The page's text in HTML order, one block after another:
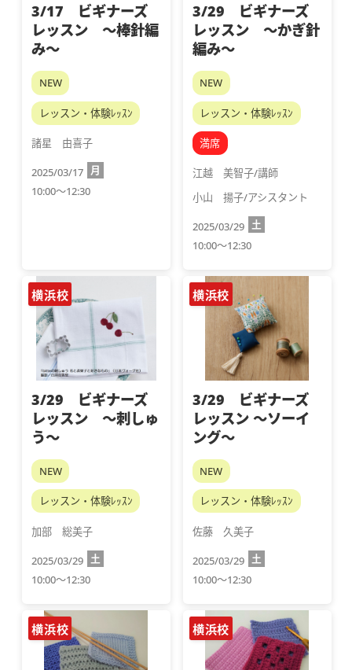
3/17 ビギナーズ
レッスン ～棒針編
み～
NEW
レッスン・体験ﾚｯｽﾝ
諸星　由喜子
2025/03/17 月
10:00～12:30
3/29 ビギナーズ
レッスン ～かぎ針
編み～
NEW
レッスン・体験ﾚｯｽﾝ
満席
江越　美智子/講師
小山　揚子/アシスタント
2025/03/29 土
10:00～12:30
横浜校
3/29 ビギナーズ
レッスン ～刺しゅ
う～
NEW
レッスン・体験ﾚｯｽﾝ
加部　総美子
2025/03/29 土
10:00～12:30
横浜校
3/29 ビギナーズ
レッスン ～ソーイ
ング～
NEW
レッスン・体験ﾚｯｽﾝ
佐藤　久美子
2025/03/29 土
10:00～12:30
横浜校 横浜校